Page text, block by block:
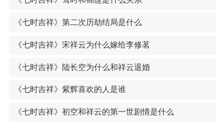
《七时吉祥》第二次历劫结局是什么
《七时吉祥》宋祥云为什么嫁给李修茗
《七时吉祥》陆长空为什么和祥云退婚
《七时吉祥》紫辉喜欢的人是谁
《七时吉祥》初空和祥云的第一世剧情是什么